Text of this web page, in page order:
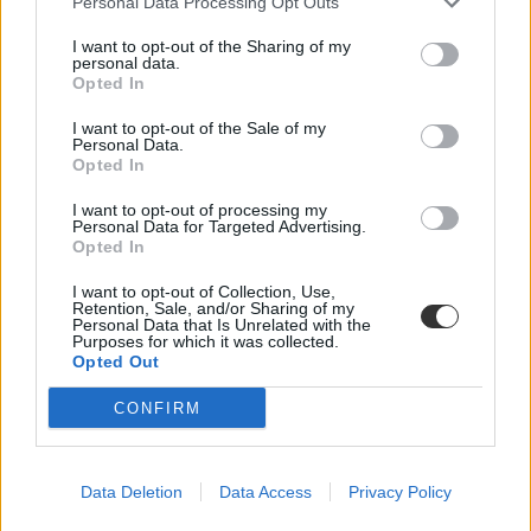
I want to opt-out of the Sharing of my
personal data.
Opted In
I want to opt-out of the Sale of my
Personal Data.
Opted In
I want to opt-out of processing my
Personal Data for Targeted Advertising.
Opted In
I want to opt-out of Collection, Use,
Retention, Sale, and/or Sharing of my
Personal Data that Is Unrelated with the
Purposes for which it was collected.
Opted Out
CONFIRM
Data Deletion Data Access Privacy Policy